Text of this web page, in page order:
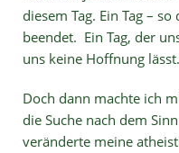
diesem Tag. Ein Tag –
beendet. Ein Tag, der
uns keine Hoffnung lässt.
Doch dann machte ich
die Suche nach dem
veränderte meine